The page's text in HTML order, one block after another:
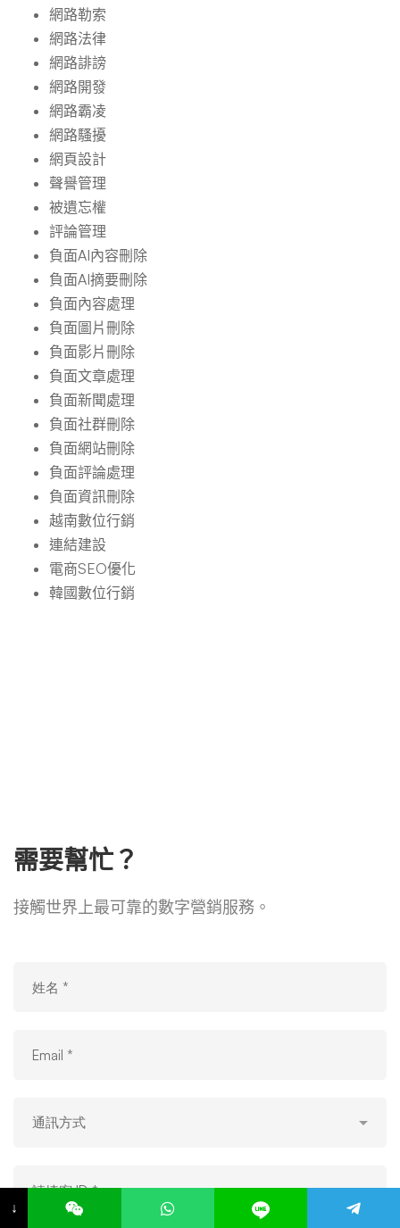
網路勒索
網路法律
網路誹謗
網路開發
網路霸凌
網路騷擾
網頁設計
聲譽管理
被遺忘權
評論管理
負面AI內容刪除
負面AI摘要刪除
負面內容處理
負面圖片刪除
負面影片刪除
負面文章處理
負面新聞處理
負面社群刪除
負面網站刪除
負面評論處理
負面資訊刪除
越南數位行銷
連結建設
電商SEO優化
韓國數位行銷
需要幫忙？
接觸世界上最可靠的數字營銷服務。
↓